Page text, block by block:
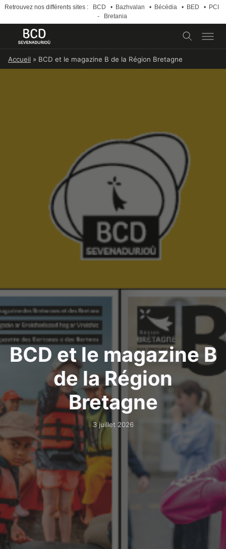
Retrouvez nos différents sites : BCD • Bazhvalan • Bécédia • BED •
PCI
-
Bretania
Accueil » BCD et le magazine B de la Région Bretagne
BCD et le magazine B
de la Région
Bretagne
3 juillet 2026